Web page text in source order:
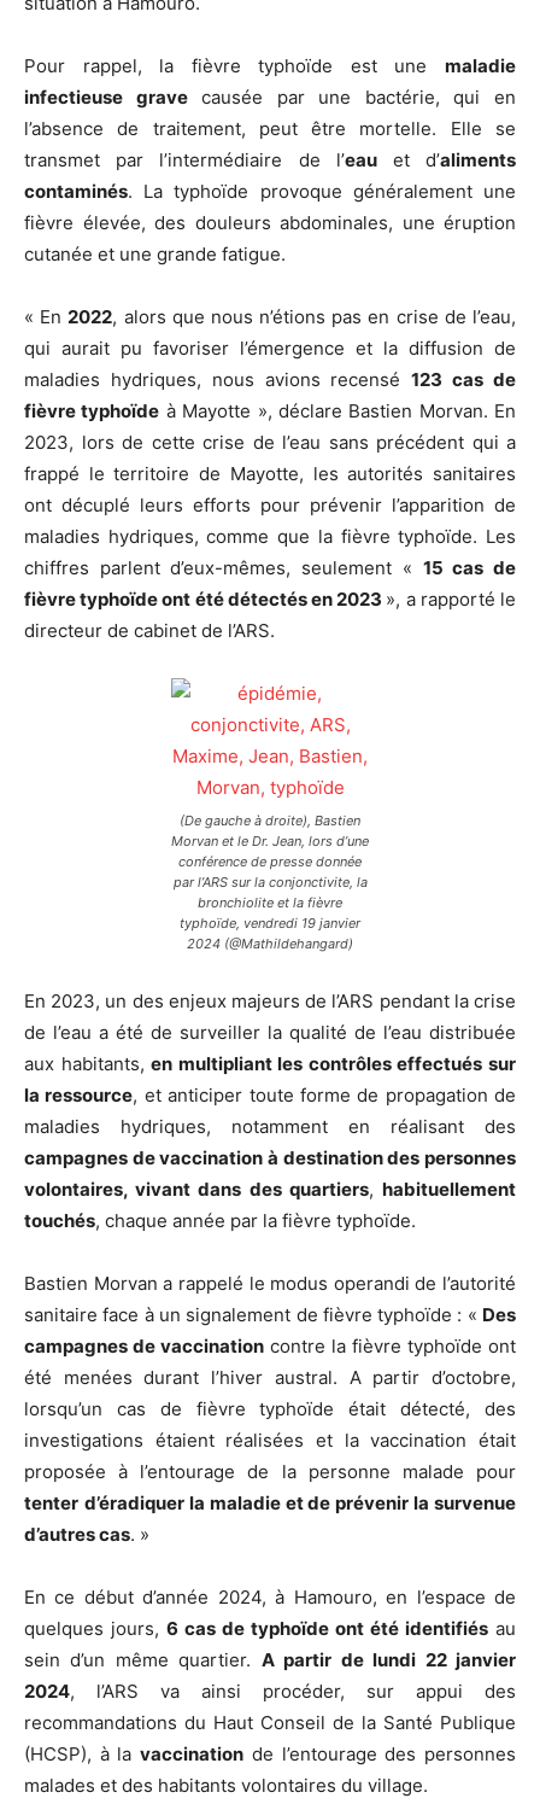
Pour rappel, la fièvre typhoïde est une maladie
infectieuse gravecausée par une bactérie, qui en
l’absence de traitement, peut être mortelle. Elle se
transmet par l’intermédiaire de l’eauet d’aliments
contaminés. La typhoïde provoque généralement une
fièvre élevée, des douleurs abdominales, une éruption
cutanée et une grande fatigue.
« En2022, alors que nous n’étions pas en crise de l’eau,
qui aurait pu favoriser l’émergence et la diffusion de
maladies hydriques, nous avions recensé123 cas de
fièvre typhoïde à Mayotte », déclare Bastien Morvan. En
2023, lors de cette crise de l’eau sans précédent qui a
frappé le territoire de Mayotte, les autorités sanitaires
ont décuplé leurs efforts pour prévenir l’apparition de
maladies hydriques, comme que la fièvre typhoïde. Les
chiffres parlent d’eux-mêmes, seulement « 15 cas de
fièvre typhoïde ont été détectés en 2023 », a rapporté le
directeur de cabinet de l’ARS.
(De gauche à droite), Bastien
Morvan et le Dr. Jean, lors d’une
conférence de presse donnée
par l’ARS sur la conjonctivite, la
bronchiolite et la fièvre
typhoïde, vendredi 19 janvier
2024 (@Mathildehangard)
En 2023, un des enjeux majeurs de l’ARS pendant la crise
de l’eau a été de surveiller la qualité de l’eau distribuée
aux habitants,en multipliant les contrôles effectués sur
la ressource, et anticiper toute forme de propagation de
maladies hydriques, notamment en réalisant des
campagnes de vaccination à destination des personnes
volontaires, vivant dans des quartiers,habituellement
touchés, chaque année par la fièvre typhoïde.
Bastien Morvan a rappelé le modus operandi de l’autorité
sanitaire face à un signalement de fièvre typhoïde : « Des
campagnes de vaccination contre la fièvre typhoïde ont
été menées durant l’hiver austral. A partir d’octobre,
lorsqu’un cas de fièvre typhoïde était détecté, des
investigations étaient réalisées et la vaccination était
proposée à l’entourage de la personne malade pour
tenter d’éradiquer la maladie et de prévenir la survenue
d’autres cas. »
En ce début d’année 2024, à Hamouro, en l’espace de
quelques jours, 6 cas de typhoïde ont été identifiés au
sein d’un même quartier. A partir de lundi 22 janvier
2024, l’ARS va ainsi procéder, sur appui des
recommandations du Haut Conseil de la Santé Publique
(HCSP), à lavaccination de l’entourage des personnes
malades et des habitants volontaires du village.